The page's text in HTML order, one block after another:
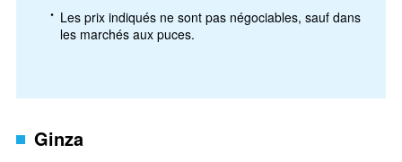
Les prix indiqués ne sont pas négociables, sauf dans
les marchés aux puces.
Ginza